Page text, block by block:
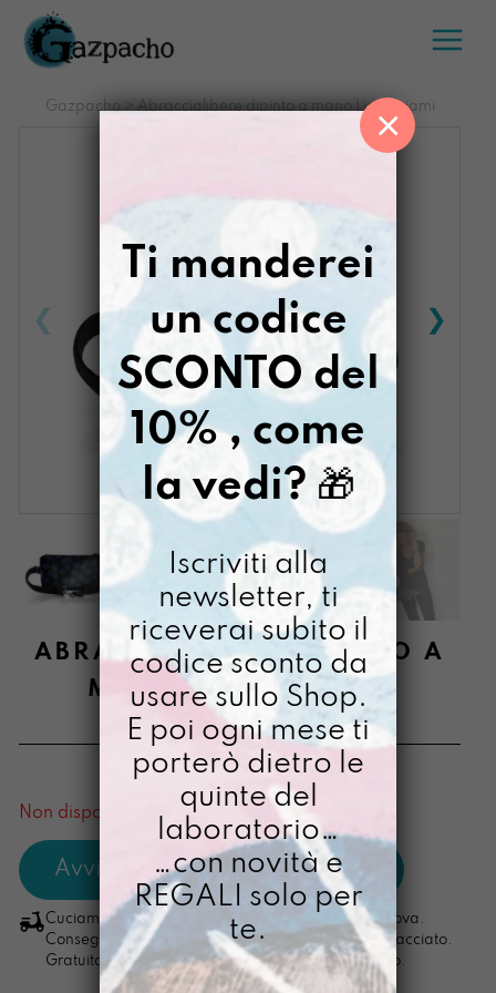
Salta
contenuto
Gazpacho> Abraccialibere dipinto a mano Liquiriziami
ABRACCIALIBERE DIPINTO A
MANO LIQUIRIZIAMI
€58,00
[ Marsupio: 15,5 x 27 x 4 cm ]
Non disponibile al momento
Cuciamo ogni ordine nel nostro laboratorio di Padova.
Consegna in 4/5 giorni lavorativi, pacco sempre tracciato.
Gratuita per ordini di importo superiore ai 100 euro.
Ti manderei
un codice
SCONTO del
10% , come
la vedi? 🎁
Iscriviti alla
newsletter, ti
riceverai subito il
codice sconto da
usare sullo Shop.
E poi ogni mese ti
porterò dietro le
quinte del
laboratorio…
…con novità e
REGALI solo per
te.
×